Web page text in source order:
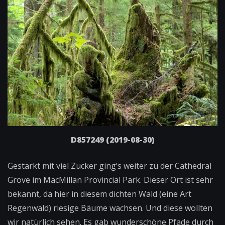
D857249 (2019-08-30)
Gestärkt mit viel Zucker ging’s weiter zu der Cathedral
Grove im MacMillan Provincial Park. Dieser Ort ist sehr
bekannt, da hier in diesem dichten Wald (eine Art
Regenwald) riesige Bäume wachsen. Und diese wollten
wir natürlich sehen. Es gab wunderschöne Pfade durch